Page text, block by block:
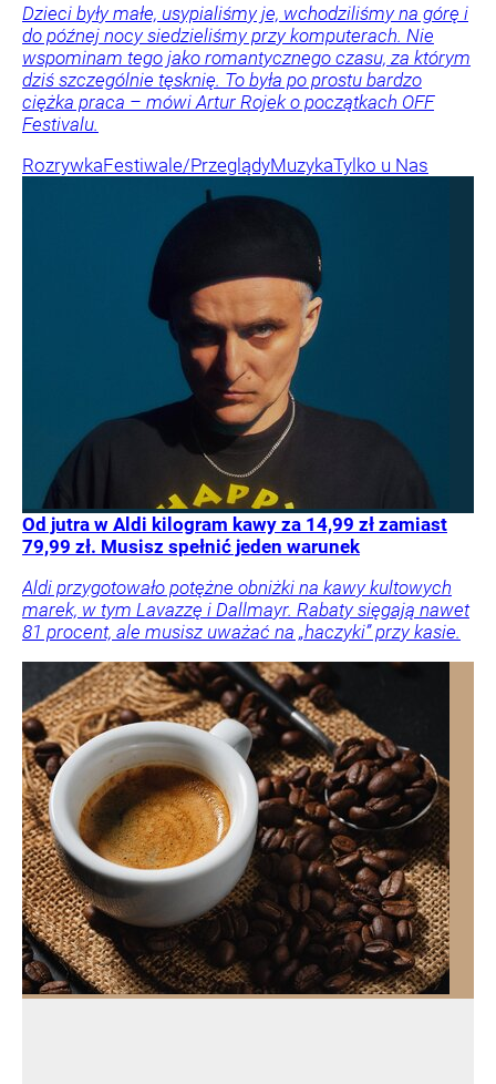
Dzieci były małe, usypialiśmy je, wchodziliśmy na górę i
do późnej nocy siedzieliśmy przy komputerach. Nie
wspominam tego jako romantycznego czasu, za którym
dziś szczególnie tęsknię. To była po prostu bardzo
ciężka praca – mówi Artur Rojek o początkach OFF
Festivalu.
RozrywkaFestiwale/PrzeglądyMuzykaTylko u Nas
Od jutra w Aldi kilogram kawy za 14,99 zł zamiast
79,99 zł. Musisz spełnić jeden warunek
Aldi przygotowało potężne obniżki na kawy kultowych
marek, w tym Lavazzę i Dallmayr. Rabaty sięgają nawet
81 procent, ale musisz uważać na „haczyki” przy kasie.